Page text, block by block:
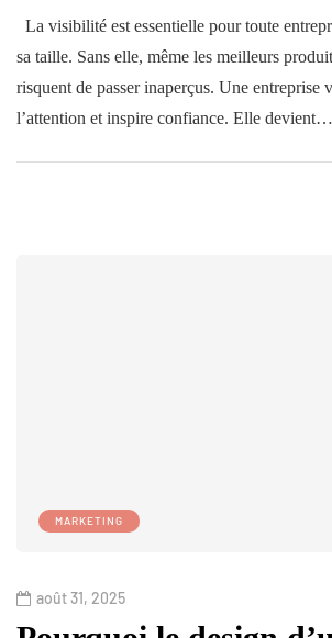
La visibilité est essentielle pour toute
sa taille. Sans elle, même les meilleurs
risquent de passer inaperçus. Une entreprise
l’attention et inspire confiance. Elle devient…
MARKETING
août 31, 2025